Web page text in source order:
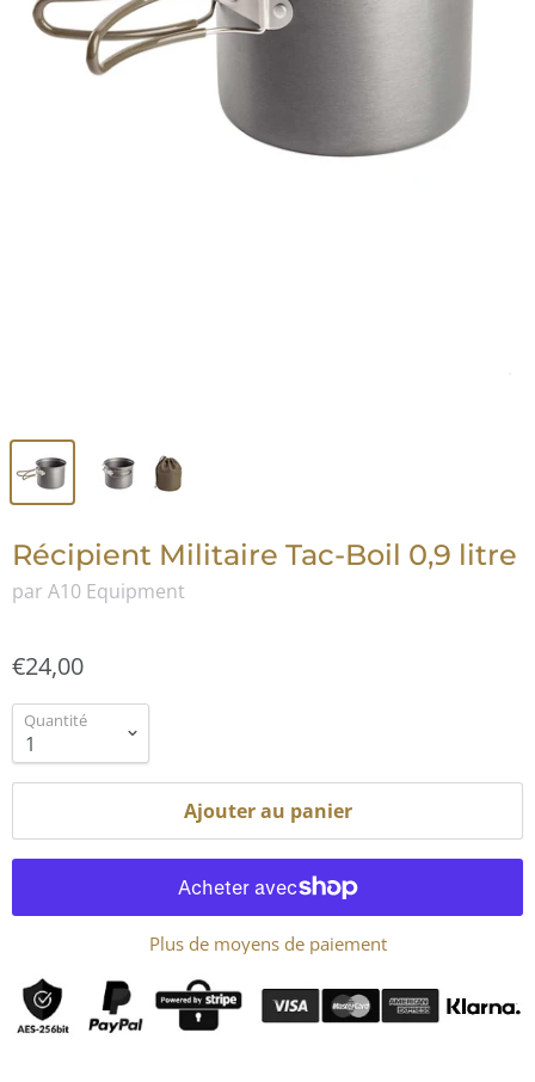
Récipient Militaire Tac-Boil 0,9 litre
par A10 Equipment
€24,00
Quantité
Ajouter au panier
Plus de moyens de paiement